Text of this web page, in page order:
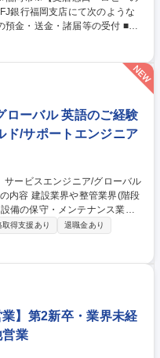
預金・送金・諸届等の受付 ■窓
ローバル 英語のご経験
ド/サポートエンジニア
備の保守・メンテナンス業務
のづくりの現場を支えるやりが
含めフォローアップを実施し
囲からフィードバックを受けな
の拡大、そのための組織体制構
ーフォロー業務の枠を超えた
に携わりたい本気度高い方の応
取得支援あり
退職金あり
】第2新卒・業界未経
営業